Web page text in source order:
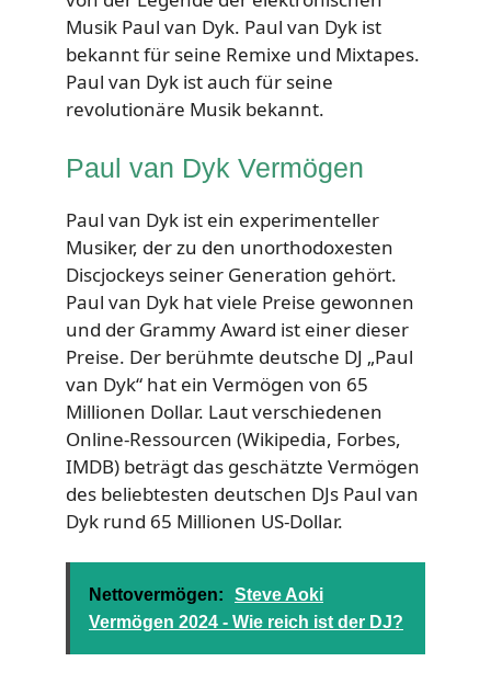
Musik Paul van Dyk. Paul van Dyk ist
bekannt für seine Remixe und Mixtapes.
Paul van Dyk ist auch für seine
revolutionäre Musik bekannt.
Paul van Dyk Vermögen
Paul van Dyk ist ein experimenteller
Musiker, der zu den unorthodoxesten
Discjockeys seiner Generation gehört.
Paul van Dyk hat viele Preise gewonnen
und der Grammy Award ist einer dieser
Preise. Der berühmte deutsche DJ „Paul
van Dyk“ hat ein Vermögen von 65
Millionen Dollar. Laut verschiedenen
Online-Ressourcen (Wikipedia, Forbes,
IMDB) beträgt das geschätzte Vermögen
des beliebtesten deutschen DJs Paul van
Dyk rund 65 Millionen US-Dollar.
Nettovermögen:
Steve Aoki
Vermögen 2024 - Wie reich ist der DJ?